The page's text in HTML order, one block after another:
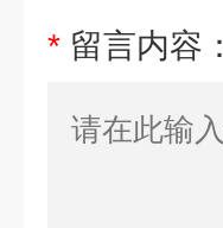
* 留言内容：